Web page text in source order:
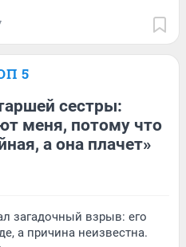
5
сестры:
меня, потому что
а она плачет»
загадочный взрыв: его
а причина неизвестна.